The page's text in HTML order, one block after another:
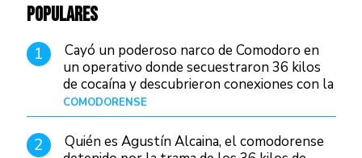
POPULARES
1
Cayó un poderoso narco de Comodoro en
un operativo donde secuestraron 36 kilos
de cocaína y descubrieron conexiones con la
Patagonia
COMODORENSE
2
Quién es Agustín Alcaina, el comodorense